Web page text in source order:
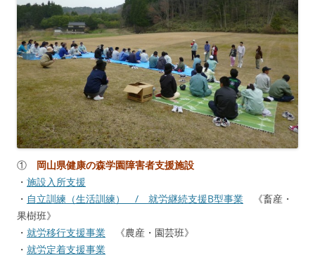
① 岡山県健康の森学園障害者支援施設
・ 施設入所支援
・ 自立訓練（生活訓練） / 就労継続支援B型事業 《畜産・
果樹班》
・ 就労移行支援事業 《農産・園芸班》
・ 就労定着支援事業